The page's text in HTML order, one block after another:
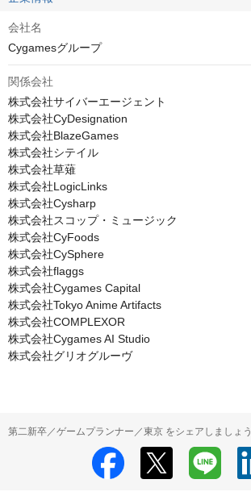
会社名
Cygamesグループ
関係会社
株式会社サイバーエージェント
株式会社CyDesignation
株式会社BlazeGames
株式会社シテイル
株式会社草薙
株式会社LogicLinks
株式会社Cysharp
株式会社スコップ・ミュージック
株式会社CyFoods
株式会社CySphere
株式会社flaggs
株式会社Cygames Capital
株式会社Tokyo Anime Artifacts
株式会社COMPLEXOR
株式会社Cygames AI Studio
株式会社グリオグルーヴ
第二新卒／ゲームプランナー／東京 をシェアしましょう